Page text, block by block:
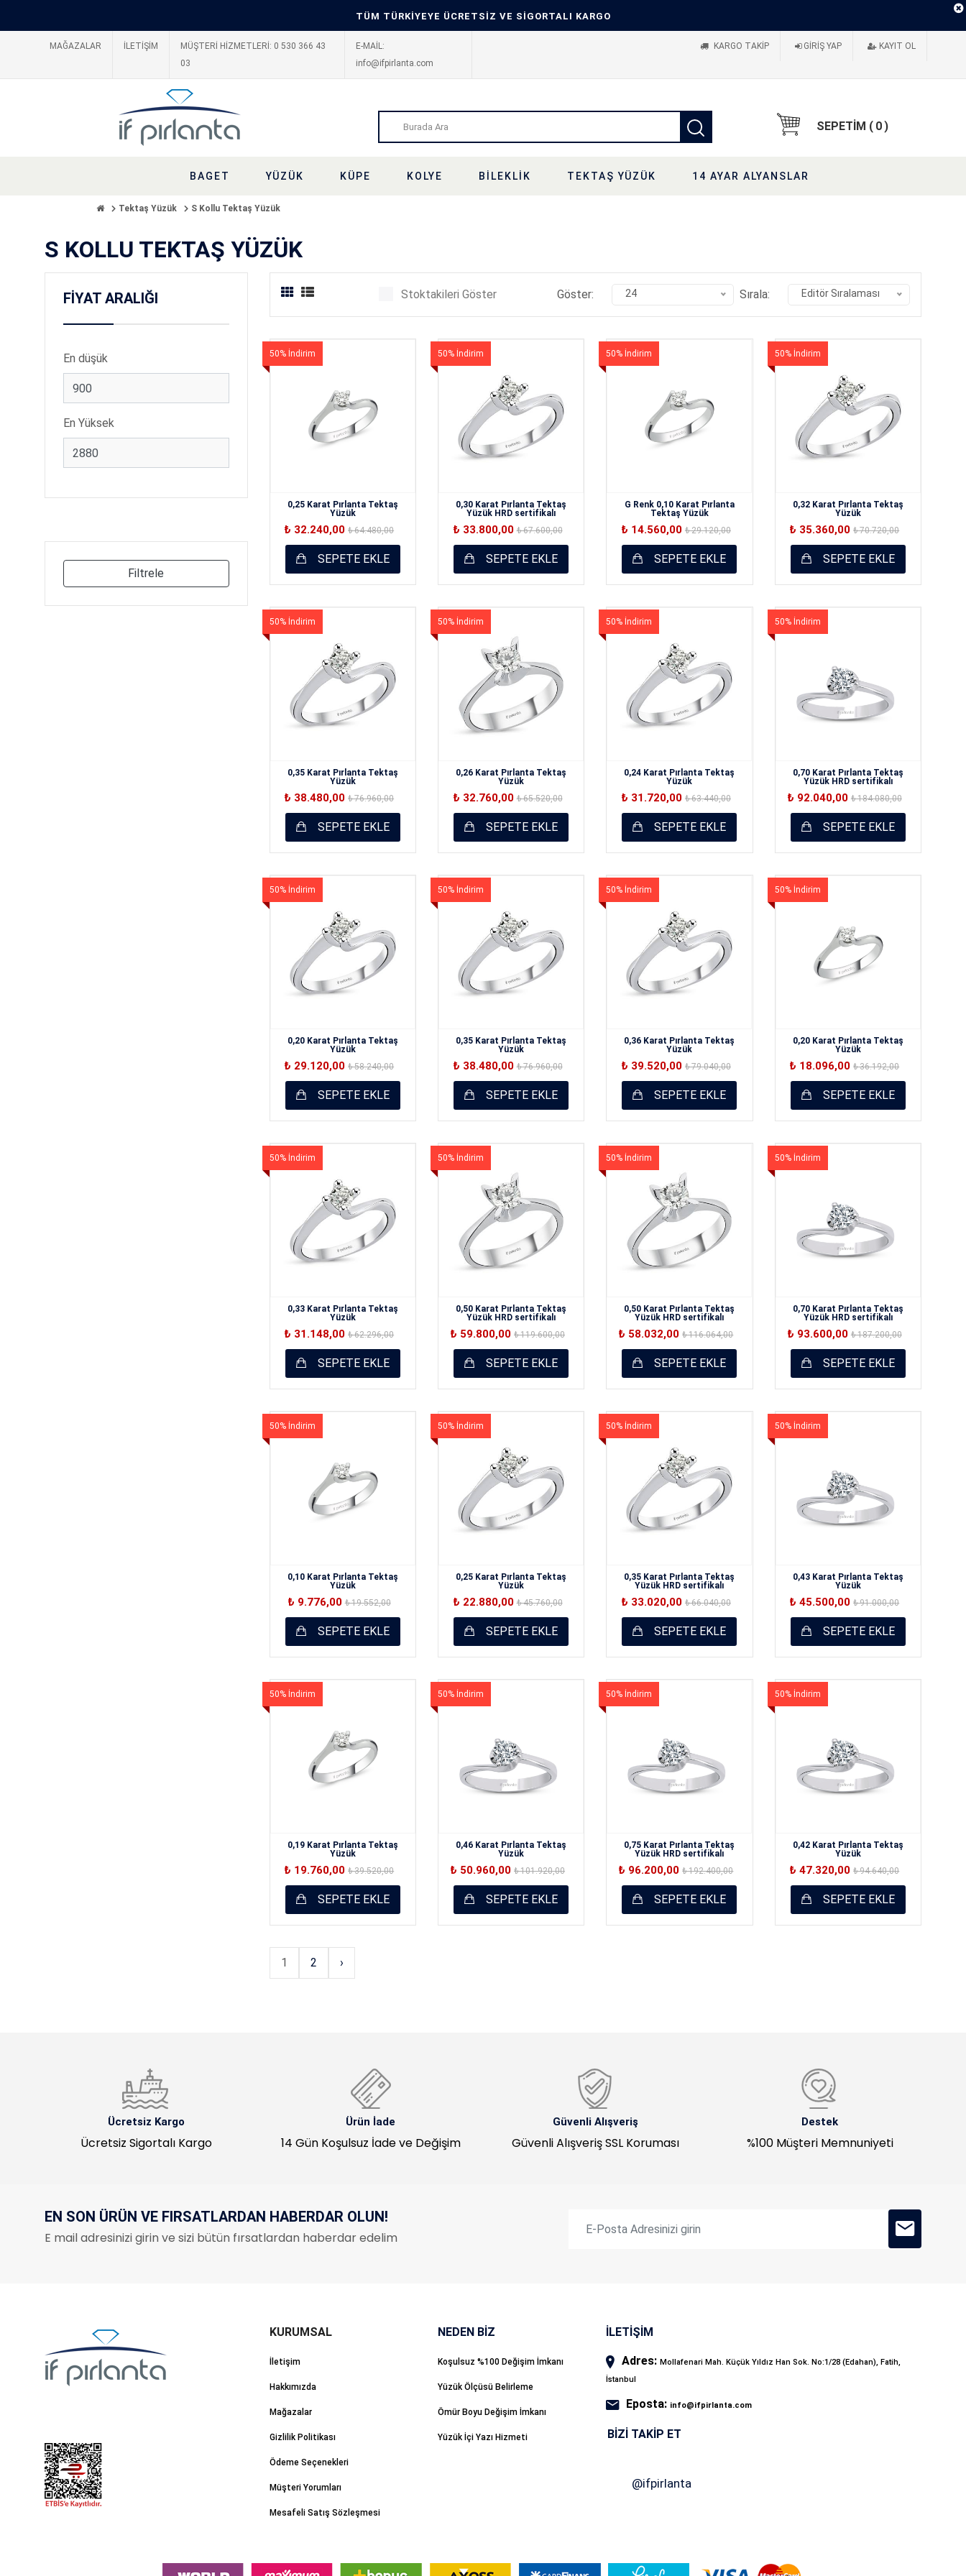
TÜM TÜRKİYEYE ÜCRETSİZ VE SİGORTALI KARGO
MAĞAZALAR İLETİŞİM
MÜŞTERİ HİZMETLERİ: 0 530 366 43
03
E-MAİL:
info@ifpirlanta.com
KARGO TAKIP GIRIŞ YAP KAYIT OL
SEPETİM ( 0)
BAGET YÜZÜK KÜPE KOLYE BILEKLIK TEKTAŞ YÜZÜK 14 AYAR ALYANSLAR
Tektaş Yüzük S Kollu Tektaş Yüzük
S KOLLU TEKTAŞ YÜZÜK
FİYAT ARALIĞI
En düşük
En Yüksek
Filtrele
Stoktakileri Göster Göster: 24 Sırala: Editör Sıralaması
50% İndirim
0,25 Karat Pırlanta Tektaş
Yüzük
₺ 32.240,00₺ 64.480,00
SEPETE EKLE
50% İndirim
0,30 Karat Pırlanta Tektaş
Yüzük HRD sertifikalı
₺ 33.800,00₺ 67.600,00
SEPETE EKLE
50% İndirim
G Renk 0,10 Karat Pırlanta
Tektaş Yüzük
₺ 14.560,00 ₺ 29.120,00
SEPETE EKLE
50% İndirim
0,32 Karat Pırlanta Tektaş
Yüzük
₺ 35.360,00₺ 70.720,00
SEPETE EKLE
50% İndirim
0,35 Karat Pırlanta Tektaş
Yüzük
₺ 38.480,00₺ 76.960,00
SEPETE EKLE
50% İndirim
0,26 Karat Pırlanta Tektaş
Yüzük
₺ 32.760,00₺ 65.520,00
SEPETE EKLE
50% İndirim
0,24 Karat Pırlanta Tektaş
Yüzük
₺ 31.720,00 ₺ 63.440,00
SEPETE EKLE
50% İndirim
0,70 Karat Pırlanta Tektaş
Yüzük HRD sertifikalı
₺ 92.040,00 ₺ 184.080,00
SEPETE EKLE
50% İndirim
0,20 Karat Pırlanta Tektaş
Yüzük
₺ 29.120,00₺ 58.240,00
SEPETE EKLE
50% İndirim
0,35 Karat Pırlanta Tektaş
Yüzük
₺ 38.480,00₺ 76.960,00
SEPETE EKLE
50% İndirim
0,36 Karat Pırlanta Tektaş
Yüzük
₺ 39.520,00 ₺ 79.040,00
SEPETE EKLE
50% İndirim
0,20 Karat Pırlanta Tektaş
Yüzük
₺ 18.096,00₺ 36.192,00
SEPETE EKLE
50% İndirim
0,33 Karat Pırlanta Tektaş
Yüzük
₺ 31.148,00₺ 62.296,00
SEPETE EKLE
50% İndirim
0,50 Karat Pırlanta Tektaş
Yüzük HRD sertifikalı
₺ 59.800,00₺ 119.600,00
SEPETE EKLE
50% İndirim
0,50 Karat Pırlanta Tektaş
Yüzük HRD sertifikalı
₺ 58.032,00₺ 116.064,00
SEPETE EKLE
50% İndirim
0,70 Karat Pırlanta Tektaş
Yüzük HRD sertifikalı
₺ 93.600,00 ₺ 187.200,00
SEPETE EKLE
50% İndirim
0,10 Karat Pırlanta Tektaş
Yüzük
₺ 9.776,00₺ 19.552,00
SEPETE EKLE
50% İndirim
0,25 Karat Pırlanta Tektaş
Yüzük
₺ 22.880,00₺ 45.760,00
SEPETE EKLE
50% İndirim
0,35 Karat Pırlanta Tektaş
Yüzük HRD sertifikalı
₺ 33.020,00 ₺ 66.040,00
SEPETE EKLE
50% İndirim
0,43 Karat Pırlanta Tektaş
Yüzük
₺ 45.500,00₺ 91.000,00
SEPETE EKLE
50% İndirim
0,19 Karat Pırlanta Tektaş
Yüzük
₺ 19.760,00₺ 39.520,00
SEPETE EKLE
50% İndirim
0,46 Karat Pırlanta Tektaş
Yüzük
₺ 50.960,00₺ 101.920,00
SEPETE EKLE
50% İndirim
0,75 Karat Pırlanta Tektaş
Yüzük HRD sertifikalı
₺ 96.200,00₺ 192.400,00
SEPETE EKLE
50% İndirim
0,42 Karat Pırlanta Tektaş
Yüzük
₺ 47.320,00₺ 94.640,00
SEPETE EKLE
1 2 ›
Ücretsiz Kargo
Ücretsiz Sigortalı Kargo
Ürün İade
14 Gün Koşulsuz İade ve Değişim
Güvenli Alışveriş
Güvenli Alışveriş SSL Koruması
Destek
%100 Müşteri Memnuniyeti
EN SON ÜRÜN VE FIRSATLARDAN HABERDAR OLUN!
E mail adresinizi girin ve sizi bütün fırsatlardan haberdar edelim
İletişim
Hakkımızda
Mağazalar
Gizlilik Politikası
Ödeme Seçenekleri
Müşteri Yorumları
Mesafeli Satış Sözleşmesi
NEDEN BİZ
Koşulsuz %100 Değişim İmkanı
Yüzük Ölçüsü Belirleme
Ömür Boyu Değişim İmkanı
Yüzük İçi Yazı Hizmeti
İLETİŞİM
Adres:Mollafenari Mah. Küçük Yıldız Han Sok. No:1/28 (Edahan), Fatih,
İstanbul
Eposta: info@ifpirlanta.com
BIZI TAKIP ET